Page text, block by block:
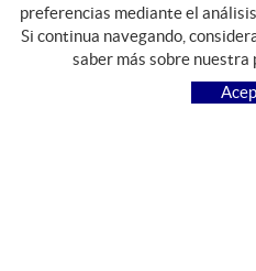
GUIA DE
COMO
PREGUNTAS
preferencias mediante el
Si continua navegando,
saber más sobre nuestra